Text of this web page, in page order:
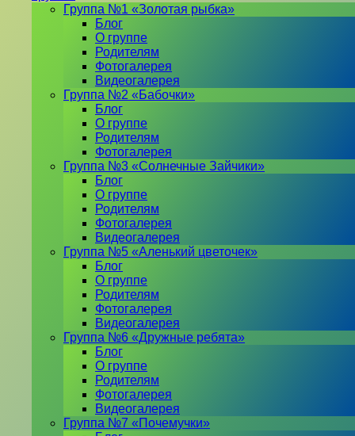
Группа №1 «Золотая рыбка»
Блог
О группе
Родителям
Фотогалерея
Видеогалерея
Группа №2 «Бабочки»
Блог
О группе
Родителям
Фотогалерея
Группа №3 «Солнечные Зайчики»
Блог
О группе
Родителям
Фотогалерея
Видеогалерея
Группа №5 «Аленький цветочек»
Блог
О группе
Родителям
Фотогалерея
Видеогалерея
Группа №6 «Дружные ребята»
Блог
О группе
Родителям
Фотогалерея
Видеогалерея
Группа №7 «Почемучки»